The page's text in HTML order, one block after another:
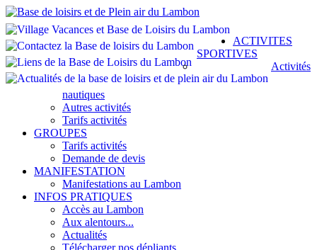
ACTIVITES
SPORTIVES
Activités
nautiques
Autres activités
Tarifs activités
GROUPES
Tarifs activités
Demande de devis
MANIFESTATION
Manifestations au Lambon
INFOS PRATIQUES
Accès au Lambon
Aux alentours...
Actualités
Télécharger nos dépliants